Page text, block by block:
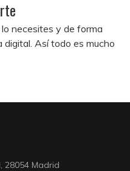
necesites y de forma
Así todo es mucho
28054 Madrid